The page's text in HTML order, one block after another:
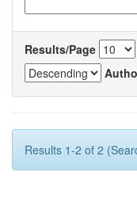
Results/Page
Results 1-2 of 2